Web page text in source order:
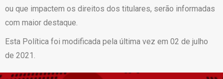
ou que impactem os direitos dos titulares, serão informadas
com maior destaque.
Esta Política foi modificada pela última vez em 02 de julho
de 2021.